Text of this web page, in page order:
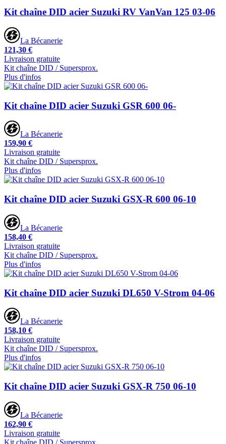
Kit chaîne DID acier Suzuki RV VanVan 125 03-06
La Bécanerie
121,30 €
Livraison gratuite
Kit chaîne DID / Supersprox.
Plus d'infos
Kit chaîne DID acier Suzuki GSR 600 06-
La Bécanerie
159,90 €
Livraison gratuite
Kit chaîne DID / Supersprox.
Plus d'infos
Kit chaîne DID acier Suzuki GSX-R 600 06-10
La Bécanerie
158,40 €
Livraison gratuite
Kit chaîne DID / Supersprox.
Plus d'infos
Kit chaîne DID acier Suzuki DL650 V-Strom 04-06
La Bécanerie
158,10 €
Livraison gratuite
Kit chaîne DID / Supersprox.
Plus d'infos
Kit chaîne DID acier Suzuki GSX-R 750 06-10
La Bécanerie
162,90 €
Livraison gratuite
Kit chaîne DID / Supersprox.